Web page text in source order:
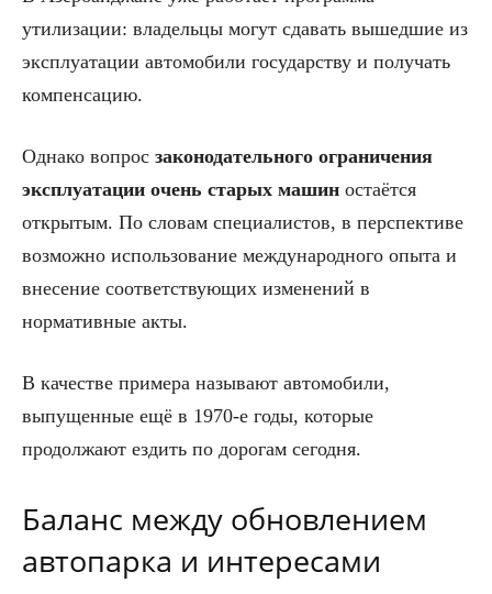
утилизации: владельцы могут сдавать вышедшие из
эксплуатации автомобили государству и получать
компенсацию.
Однако вопрос законодательного ограничения
эксплуатации очень старых машин остаётся
открытым. По словам специалистов, в перспективе
возможно использование международного опыта и
внесение соответствующих изменений в
нормативные акты.
В качестве примера называют автомобили,
выпущенные ещё в 1970-е годы, которые
продолжают ездить по дорогам сегодня.
Баланс между обновлением
автопарка и интересами